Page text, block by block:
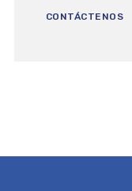
CONTÁCTENOS